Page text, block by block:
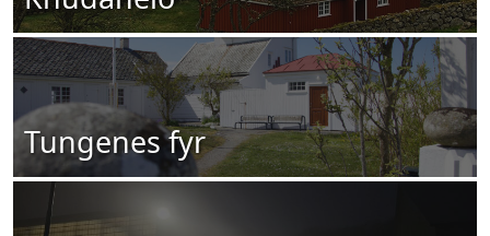
Tungenes fyr